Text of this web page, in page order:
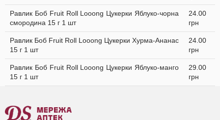
Равлик Боб Fruit Roll Looong Цукерки Яблуко-чорна
смородина 15 г 1 шт
24.00
грн
Равлик Боб Fruit Roll Looong Цукерки Хурма-Ананас
15 г 1 шт
24.00
грн
Равлик Боб Fruit Roll Looong Цукерки Яблуко-манго
15 г 1 шт
29.00
грн